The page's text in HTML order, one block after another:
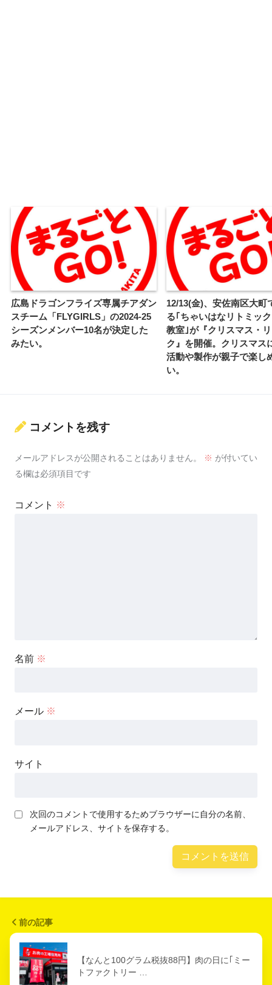
広島ドラゴンフライズ専属チアダン
スチーム「FLYGIRLS」の2024-25
シーズンメンバー10名が決定した
みたい。
12/13(金)、安佐南区大町
る｢ちゃいはなリトミッ
教室｣が『クリスマス・
ク』を開催。クリスマス
活動や製作が親子で楽し
い。
コメントを残す
メールアドレスが公開されることはありません。 ※ が付いてい
る欄は必須項目です
コメント ※
名前 ※
メール ※
サイト
次回のコメントで使用するためブラウザーに自分の名前、
メールアドレス、サイトを保存する。
前の記事
【なんと100グラム税抜88円】肉の日に｢ミー
トファクトリー …